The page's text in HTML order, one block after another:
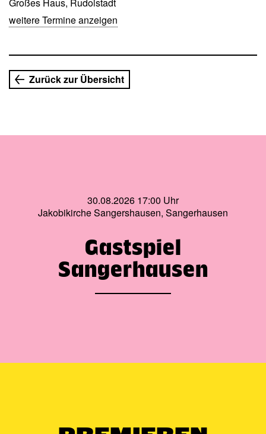
130 Jahre später hat kein deutscher Roman einen so
festen Platz im europäischen Lektürekanon gefunden.
Großes Haus, Rudolstadt
weitere Termine anzeigen
Zurück zur Übersicht
30.08.2026 17:00 Uhr
Jakobikirche Sangershausen, Sangerhausen
Gastspiel
Sangerhausen